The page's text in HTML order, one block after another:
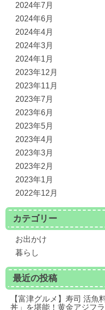
2024年7月
2024年6月
2024年4月
2024年3月
2024年1月
2023年12月
2023年11月
2023年7月
2023年6月
2023年5月
2023年4月
2023年3月
2023年2月
2023年1月
2022年12月
カテゴリー
お出かけ
暮らし
最近の投稿
【富津グルメ】寿司 活魚
丼」を堪能！黄金アジフ